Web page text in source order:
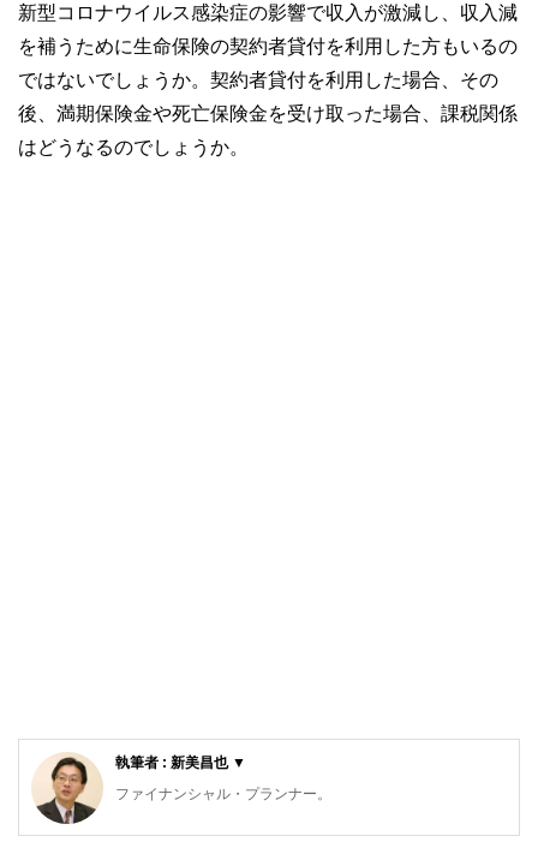
新型コロナウイルス感染症の影響で収入が激減し、収入減
を補うために生命保険の契約者貸付を利用した方もいるの
ではないでしょうか。契約者貸付を利用した場合、その
後、満期保険金や死亡保険金を受け取った場合、課税関係
はどうなるのでしょうか。
執筆者 : 新美昌也 ▼
ファイナンシャル・プランナー。
ライフプラン・キャッシュフロー分析に基づいた家計相談を